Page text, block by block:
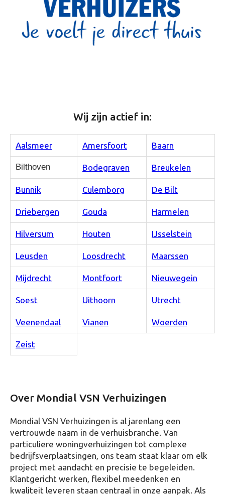
Wij zijn actief in:
Aalsmeer Amersfoort Baarn
Bilthoven Bodegraven Breukelen
Bunnik Culemborg De Bilt
Driebergen Gouda Harmelen
Hilversum Houten IJsselstein
Leusden Loosdrecht Maarssen
Mijdrecht Montfoort Nieuwegein
Soest Uithoorn Utrecht
Veenendaal Vianen Woerden
Zeist
Over Mondial VSN Verhuizingen
Mondial VSN Verhuizingen is al jarenlang een
vertrouwde naam in de verhuisbranche. Van
particuliere woningverhuizingen tot complexe
bedrijfsverplaatsingen, ons team staat klaar om elk
project met aandacht en precisie te begeleiden.
Klantgericht werken, flexibel meedenken en
kwaliteit leveren staan centraal in onze aanpak. Als